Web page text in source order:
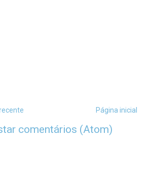
Página inicial
comentários (Atom)